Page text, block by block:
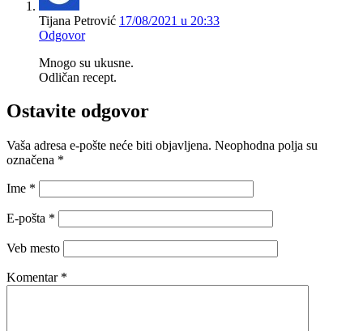
Tijana Petrović 17/08/2021 u 20:33
Odgovor
Mnogo su ukusne.
Odličan recept.
Ostavite odgovor
Vaša adresa e-pošte neće biti objavljena. Neophodna polja su
označena *
Ime *
E-pošta *
Veb mesto
Komentar *